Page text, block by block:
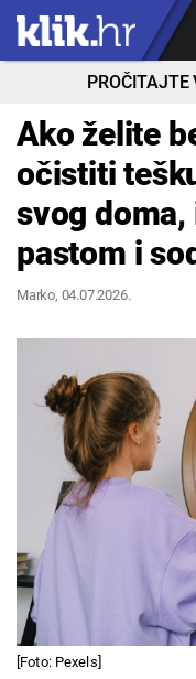
PROČITAJTE
Ako želite
očistiti
svog
pastom i
Marko, 04.07.2026.
[Foto: Pexels]